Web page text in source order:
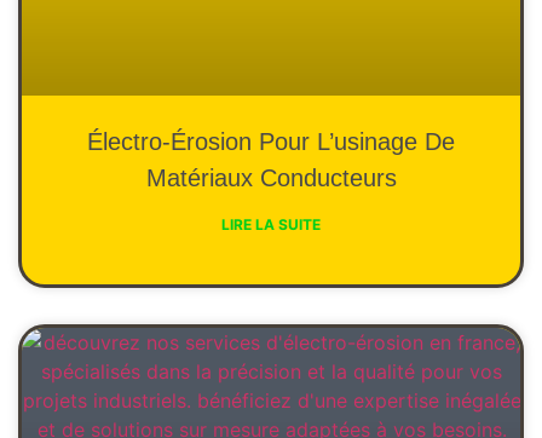
Électro-Érosion Pour L’usinage De
Matériaux Conducteurs
LIRE LA SUITE